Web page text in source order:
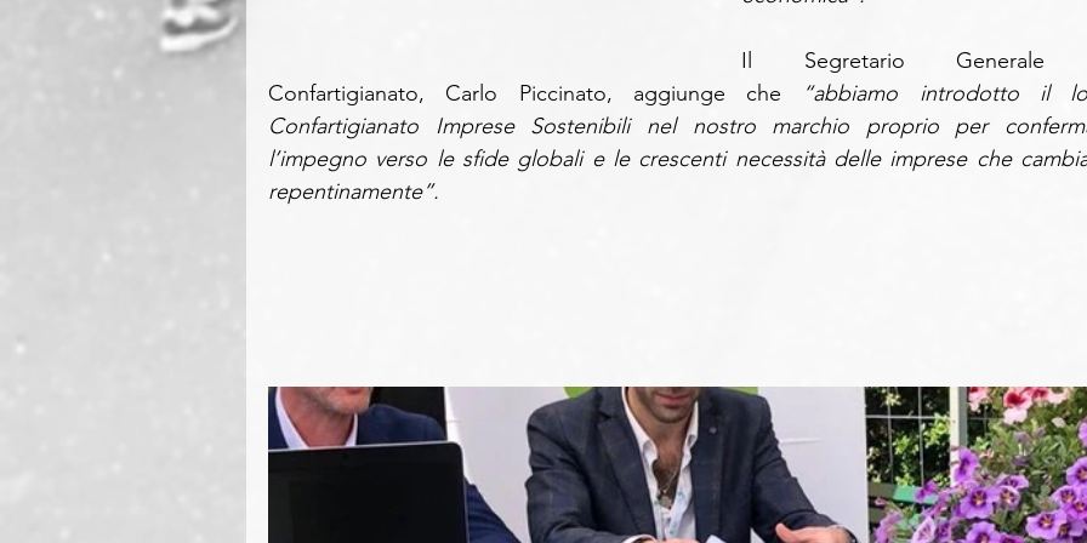
Il Segretario Generale
Confartigianato, Carlo Piccinato, aggiunge che “abbiamo introdotto il
Confartigianato Imprese Sostenibili nel nostro marchio proprio per
l’impegno verso le sfide globali e le crescenti necessità delle imprese che
repentinamente”.